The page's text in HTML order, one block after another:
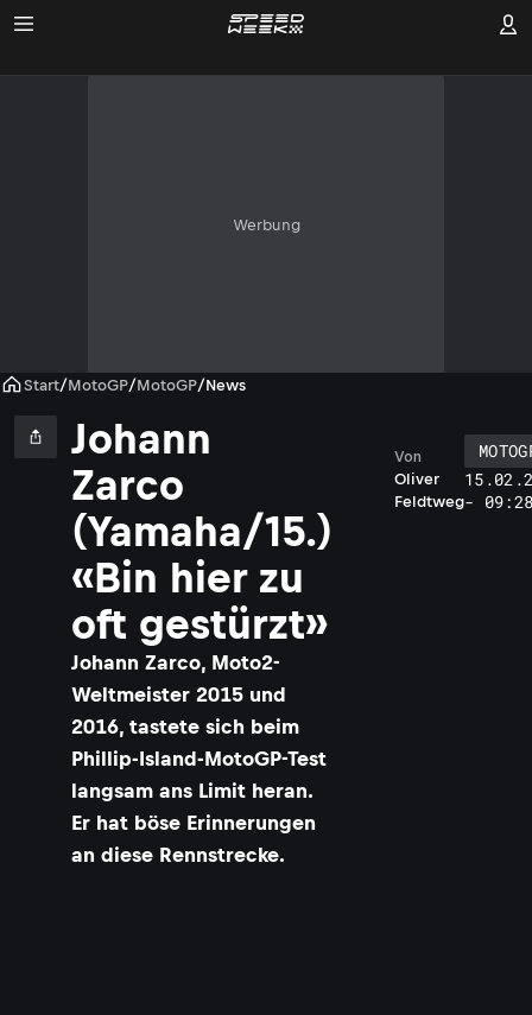
Werbung
Start/MotoGP/MotoGP/News
Johann
Zarco
(Yamaha/15.)
«Bin hier zu
oft gestürzt»
Johann Zarco, Moto2-
Weltmeister 2015 und
2016, tastete sich beim
Phillip-Island-MotoGP-Test
langsam ans Limit heran.
Er hat böse Erinnerungen
an diese Rennstrecke.
Oliver
Feldtweg
Von
-